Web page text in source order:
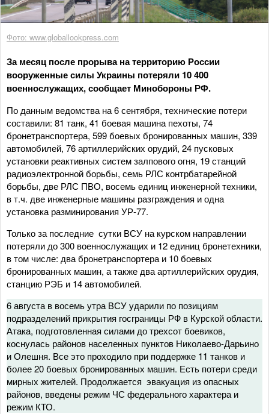
Фото: www.globallookpress.com
За месяц после прорыва на территорию России
вооруженные силы Украины потеряли 10 400
военнослужащих, сообщает Минобороны РФ.
По данным ведомства на 6 сентября, технические потери
составили: 81 танк, 41 боевая машина пехоты, 74
бронетранспортера, 599 боевых бронированных машин, 339
автомобилей, 76 артиллерийских орудий, 24 пусковых
установки реактивных систем залпового огня, 19 станций
радиоэлектронной борьбы, семь РЛС контрбатарейной
борьбы, две РЛС ПВО, восемь единиц инженерной техники,
в т.ч. две инженерные машины разграждения и одна
установка разминирования УР-77.
Только за последние сутки ВСУ на курском направлении
потеряли до 300 военнослужащих и 12 единиц бронетехники,
в том числе: два бронетранспортера и 10 боевых
бронированных машин, а также два артиллерийских орудия,
станцию РЭБ и 14 автомобилей.
6 августа в восемь утра ВСУ ударили по позициям
подразделений прикрытия госграницы РФ в Курской области.
Атака, подготовленная силами до трехсот боевиков,
коснулась районов населенных пунктов Николаево-Дарьино
и Олешня. Все это проходило при поддержке 11 танков и
более 20 боевых бронированных машин. Есть потери среди
мирных жителей. Продолжается эвакуация из опасных
районов, введены режим ЧС федерального характера и
режим КТО.